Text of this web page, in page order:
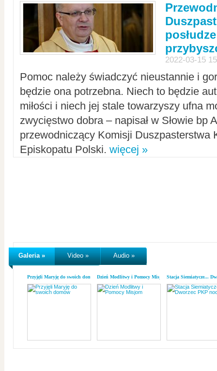
2022-03-15
Pomoc należy świadczyć nieustannie i
będzie ona potrzebna. Niech to będzie
miłości i niech jej stale towarzyszy ufna
zwycięstwo dobra – napisał w Słowie bp
przewodniczący Komisji Duszpasterstwa
Episkopatu Polski. więcej »
Galeria » Video » Audio »
Przyjęli Maryję do swoich domówDzień Modlitwy i Pomocy MisjomStacja Siemiatycze...